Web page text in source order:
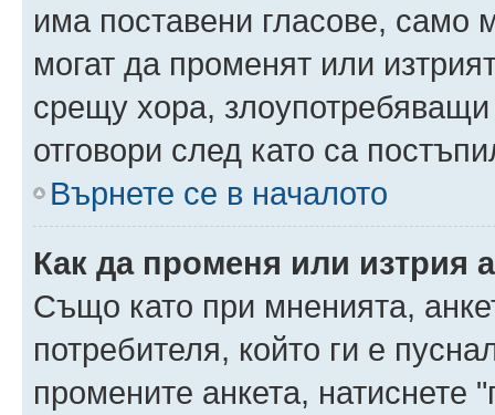
има поставени гласове, само
могат да променят или
срещу хора,
отговори след като са
Върнете се в началото
Как да променя или изтрия
Също като при мненията,
потребителя, който ги е
промените анкета, натиснете